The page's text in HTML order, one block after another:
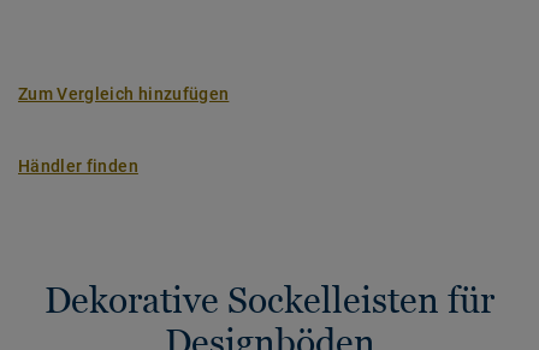
Zum Vergleich hinzufügen
Händler finden
Dekorative Sockelleisten für